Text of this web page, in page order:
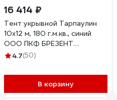
16 414 ₽
Тент укрывной Тарпаулин
10х12 м, 180 г.м.кв., синий
ООО ПКФ БРЕЗЕНТ
В10121802
4.7(50)
В корзину